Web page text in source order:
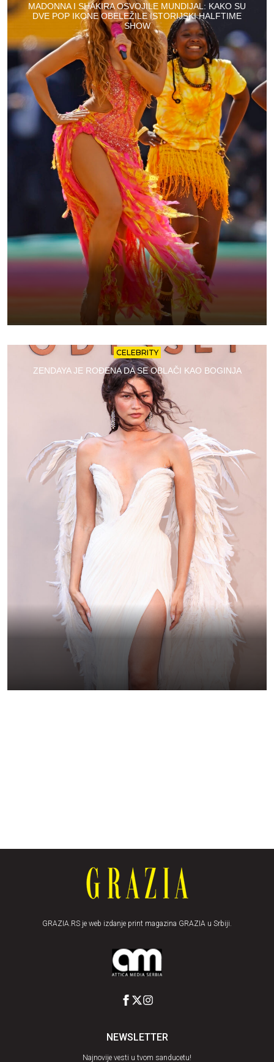
MADONNA I SHAKIRA OSVOJILE MUNDIJAL: KAKO SU
DVE POP IKONE OBELEŽILE ISTORIJSKI HALFTIME
SHOW
CELEBRITY
ZENDAYA JE ROĐENA DA SE OBLAČI KAO BOGINJA
GRAZIA.RS je web izdanje print magazina GRAZIA u Srbiji.
NEWSLETTER
Najnovije vesti u tvom sanducetu!